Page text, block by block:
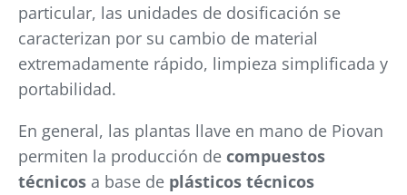
particular, las unidades de dosificación se
caracterizan por su cambio de material
extremadamente rápido, limpieza simplificada y
portabilidad.
En general, las plantas llave en mano de Piovan
permiten la producción de compuestos
técnicos a base de plásticos técnicos